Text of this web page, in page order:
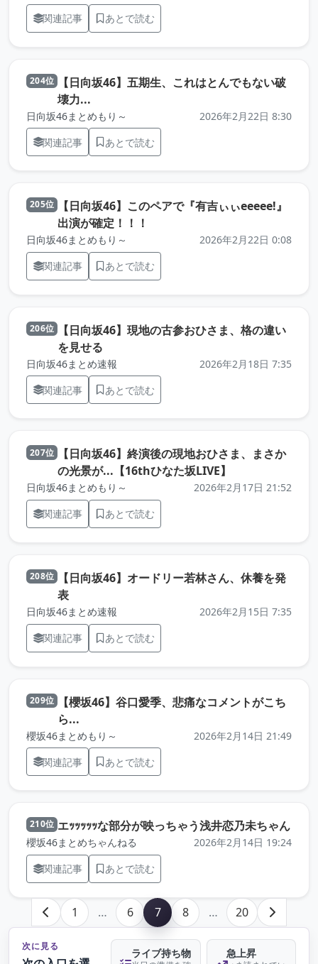
関連記事
あとで読む
204位
【日向坂46】五期生、これはとんでもない破
壊力...
日向坂46まとめもり～
2026年2月22日 8:30
関連記事
あとで読む
205位
【日向坂46】このペアで『有吉ぃぃeeeee!』
出演が確定！！！
日向坂46まとめもり～
2026年2月22日 0:08
関連記事
あとで読む
206位
【日向坂46】現地の古参おひさま、格の違い
を見せる
日向坂46まとめ速報
2026年2月18日 7:35
関連記事
あとで読む
207位
【日向坂46】終演後の現地おひさま、まさか
の光景が...【16thひなた坂LIVE】
日向坂46まとめもり～
2026年2月17日 21:52
関連記事
あとで読む
208位
【日向坂46】オードリー若林さん、休養を発
表（元記事を新しいタブで開きます）
日向坂46まとめ速報
2026年2月15日 7:35
関連記事
あとで読む
209位
【櫻坂46】谷口愛季、悲痛なコメントがこち
ら...
櫻坂46まとめもり～
2026年2月14日 21:49
関連記事
あとで読む
210位 エｯｯｯｯｯな部分が映っちゃう浅井恋乃未ちゃん（元
櫻坂46まとめちゃんねる
2026年2月14日 19:24
関連記事
あとで読む
1 … 6 7 8 … 20
次に見る
ライブ持ち物 急上昇